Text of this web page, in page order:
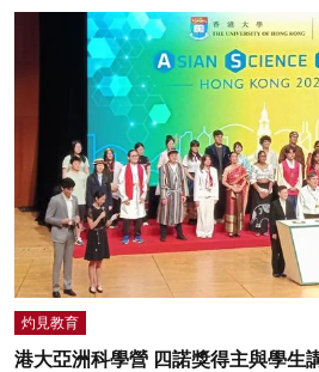
灼見教育
港大亞洲科學營 四諾獎得主與學生